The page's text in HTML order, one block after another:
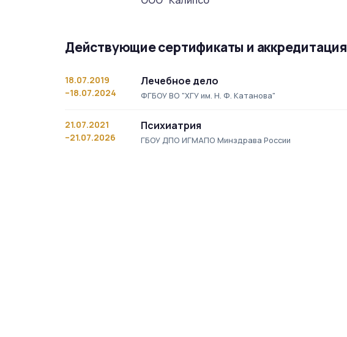
Действующие сертификаты и аккредитация
18.07.2019
–18.07.2024
Лечебное дело
ФГБОУ ВО "ХГУ им. Н. Ф. Катанова"
21.07.2021
–21.07.2026
Психиатрия
ГБОУ ДПО ИГМАПО Минздрава России